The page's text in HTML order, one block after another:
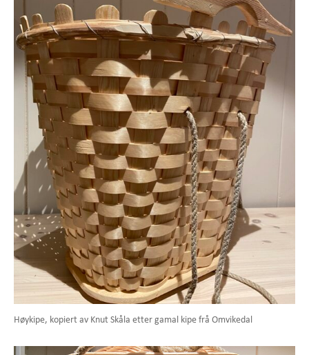
Høykipe, kopiert av Knut Skåla etter gamal kipe frå Omvikedal